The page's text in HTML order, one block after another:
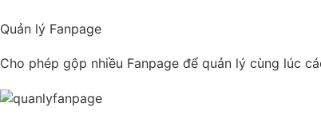
Quản lý Fanpage
Cho phép gộp nhiều Fanpage để quản lý cùng lúc